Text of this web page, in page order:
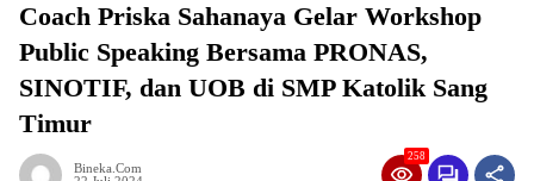
Coach Priska Sahanaya Gelar Workshop
Public Speaking Bersama PRONAS,
SINOTIF, dan UOB di SMP Katolik Sang
Timur
Bineka.com
258